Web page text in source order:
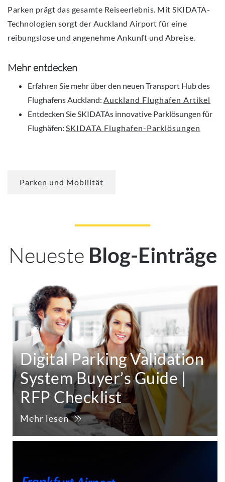
Parken prägt das gesamte Reiseerlebnis. Mit SKIDATA-
Technologien sorgt der Auckland Airport für eine
reibungslose und angenehme Ankunft und Abreise.
Mehr entdecken
Erfahren Sie mehr über den neuen Transport Hub des
Flughafens Auckland: Auckland Flughafen Artikel
Entdecken Sie SKIDATAs innovative Parklösungen für
Flughäfen: SKIDATA Flughafen-Parklösungen
Parken und Mobilität
Neueste Blog-Einträge
Digital Parking Validation
System Buyer’s Guide |
RFP Checklist
Mehr lesen